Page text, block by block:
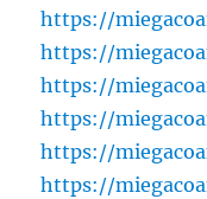
https://
https://
https://
https://
https://
https://